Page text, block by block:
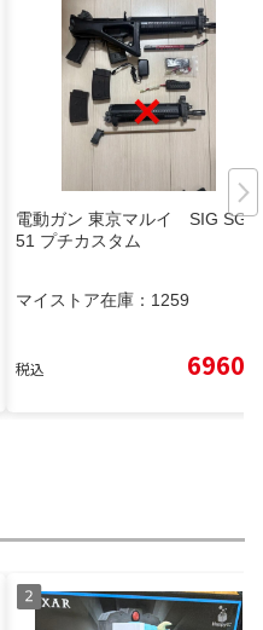
電動ガン 東京マルイ SIG SG5
51 プチカスタム
マイストア在庫： 1259
税込 6960